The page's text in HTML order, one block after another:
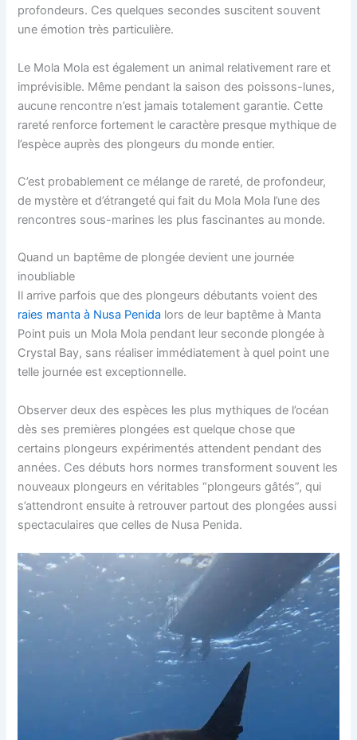
profondeurs. Ces quelques secondes suscitent souvent
une émotion très particulière.
Le Mola Mola est également un animal relativement rare et
imprévisible. Même pendant la saison des poissons-lunes,
aucune rencontre n’est jamais totalement garantie. Cette
rareté renforce fortement le caractère presque mythique de
l’espèce auprès des plongeurs du monde entier.
C’est probablement ce mélange de rareté, de profondeur,
de mystère et d’étrangeté qui fait du Mola Mola l’une des
rencontres sous-marines les plus fascinantes au monde.
Quand un baptême de plongée devient une journée
inoubliable
Il arrive parfois que des plongeurs débutants voient des
raies manta à Nusa Penida lors de leur baptême à Manta
Point puis un Mola Mola pendant leur seconde plongée à
Crystal Bay, sans réaliser immédiatement à quel point une
telle journée est exceptionnelle.
Observer deux des espèces les plus mythiques de l’océan
dès ses premières plongées est quelque chose que
certains plongeurs expérimentés attendent pendant des
années. Ces débuts hors normes transforment souvent les
nouveaux plongeurs en véritables “plongeurs gâtés”, qui
s’attendront ensuite à retrouver partout des plongées aussi
spectaculaires que celles de Nusa Penida.